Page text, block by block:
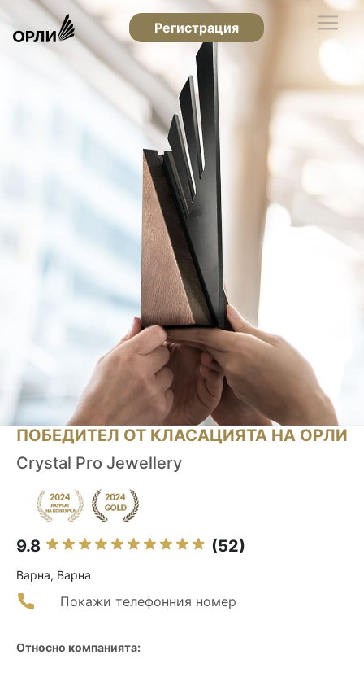
Регистрация
ПОБЕДИТЕЛ ОТ КЛАСАЦИЯТА НА ОРЛИ
Crystal Pro Jewellery
9.8 (52)
Варна, Варна
Покажи телефонния номер
Относно компанията: